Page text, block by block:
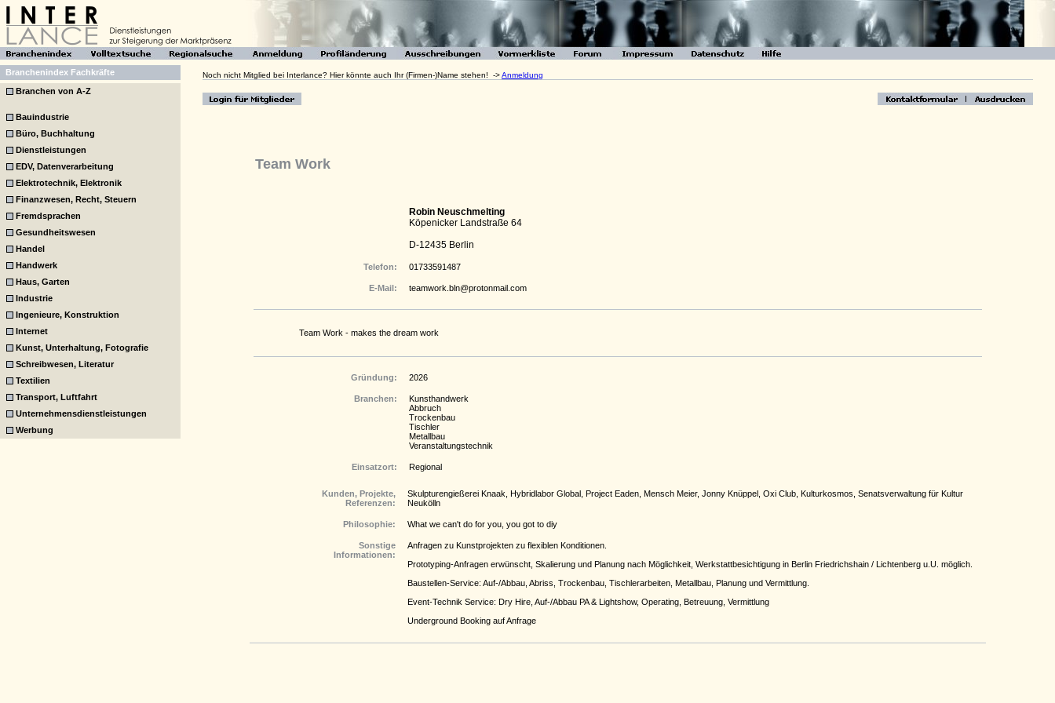
Branchenindex Fachkräfte Noch nicht Mitglied bei Interlance? Hier könnte auch Ihr (Firmen-)Name stehen! ->Anmeldung
Branchen von A-Z
Bauindustrie
Büro, Buchhaltung
Dienstleistungen
EDV, Datenverarbeitung
Elektrotechnik, Elektronik
Finanzwesen, Recht, Steuern
Fremdsprachen
Gesundheitswesen
Handel
Handwerk
Haus, Garten
Industrie
Ingenieure, Konstruktion
Internet
Kunst, Unterhaltung, Fotografie
Schreibwesen, Literatur
Textilien
Transport, Luftfahrt
Unternehmensdienstleistungen
Werbung
Team Work
Robin Neuschmelting
Köpenicker Landstraße 64
D-12435 Berlin
Telefon: 01733591487
E-Mail: teamwork.bln@protonmail.com
Team Work - makes the dream work
Gründung: 2026
Branchen:
Kunsthandwerk
Abbruch
Trockenbau
Tischler
Metallbau
Veranstaltungstechnik
Einsatzort: Regional
Kunden, Projekte,
Referenzen:
Skulpturengießerei Knaak, Hybridlabor Global, Project Eaden, Mensch Meier, Jonny Knüppel, Oxi Club, Kulturkosmos, Senatsverwaltung für Kultur
Neukölln
Philosophie: What we can't do for you, you got to diy
Sonstige
Informationen:
Anfragen zu Kunstprojekten zu flexiblen Konditionen.
Prototyping-Anfragen erwünscht, Skalierung und Planung nach Möglichkeit, Werkstattbesichtigung in Berlin Friedrichshain / Lichtenberg u.U. möglich.
Baustellen-Service: Auf-/Abbau, Abriss, Trockenbau, Tischlerarbeiten, Metallbau, Planung und Vermittlung.
Event-Technik Service: Dry Hire, Auf-/Abbau PA & Lightshow, Operating, Betreuung, Vermittlung
Underground Booking auf Anfrage